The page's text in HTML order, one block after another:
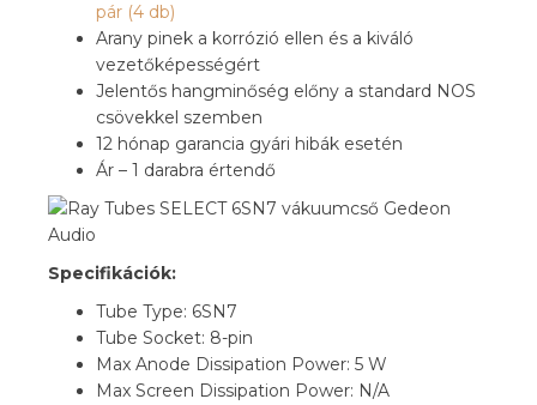
pár (4 db)
Arany pinek a korrózió ellen és a kiváló
vezetőképességért
Jelentős hangminőség előny a standard NOS
csövekkel szemben
12 hónap garancia gyári hibák esetén
Ár – 1 darabra értendő
Specifikációk:
Tube Type: 6SN7
Tube Socket: 8-pin
Max Anode Dissipation Power: 5 W
Max Screen Dissipation Power: N/A